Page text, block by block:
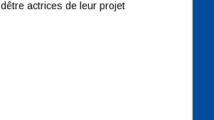
dêtre actrices de leur projet